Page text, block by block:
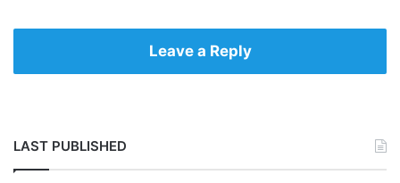
Tags Hardik Patel
Leave a Reply
LAST PUBLISHED